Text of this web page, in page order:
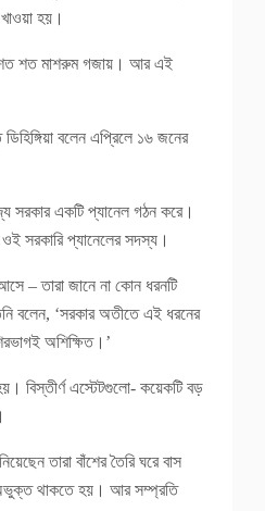
হয়।
শত শত মাশরুম গজায়। আর এই
বলেন এপ্রিলে ১৬ জনের
সরকার একটি প্যানেল গঠন করে।
ওই সরকারি প্যানেলের সদস্য।
– তারা জানে না কোন ধরনটি
বলেন, ‘সরকার অতীতে এই ধরনের
অশিক্ষিত।’
বিস্তীর্ণ এস্টেটগুলো- কয়েকটি বড়
তারা বাঁশের তৈরি ঘরে বাস
অভুক্ত থাকতে হয়। আর সম্প্রতি